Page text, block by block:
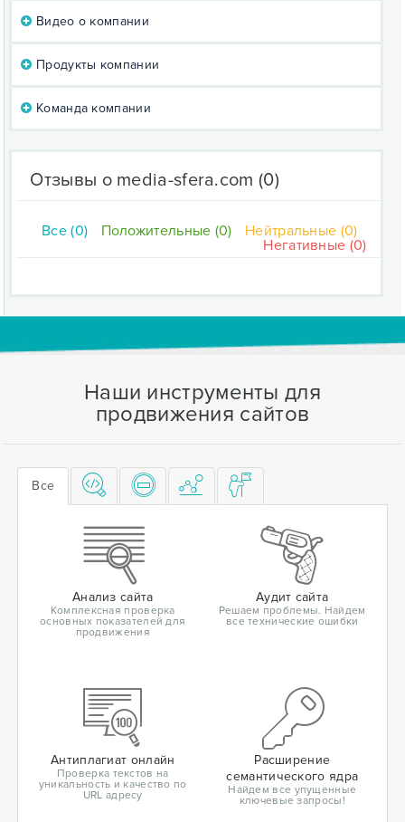
Видео о компании
Продукты компании
Команда компании
Отзывы о media-sfera.com (0)
Все (0) Положительные (0)
Нейтральные (0)
Негативные (0)
Наши инструменты для
продвижения сайтов
Все
Анализ сайта
Комплексная проверка
основных показателей для
продвижения
Аудит сайта
Решаем проблемы. Найдем
все технические ошибки
Антиплагиат онлайн
Проверка текстов на
уникальность и качество по
URL адресу
Расширение
семантического ядра
Найдем все упущенные
ключевые запросы!